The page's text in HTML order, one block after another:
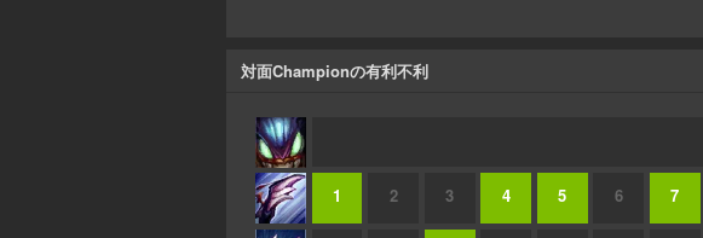
対面Championの有利不利
1 2 3 4 5 6 7